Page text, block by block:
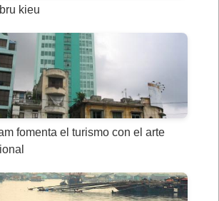
kieu
fomenta el turismo con el arte